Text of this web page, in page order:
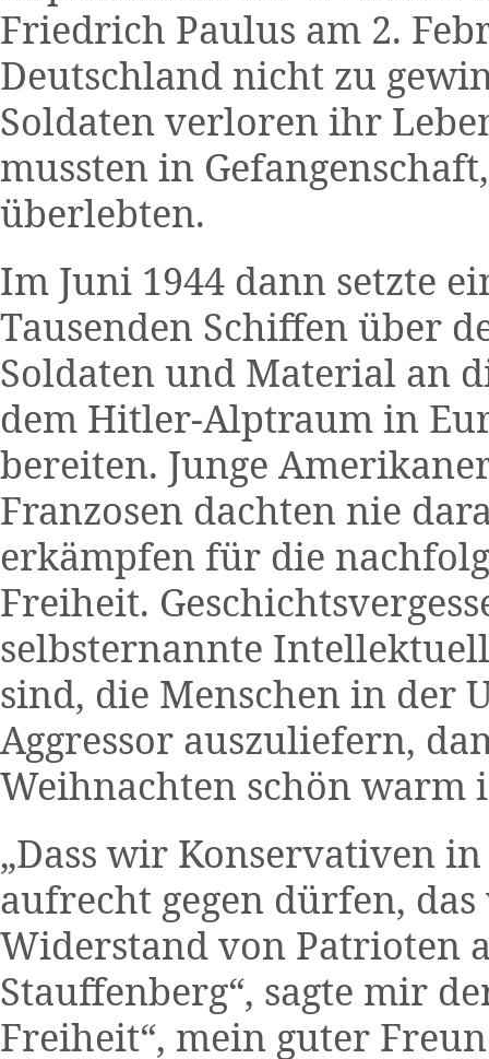
Friedrich Paulus am 2.
Deutschland nicht zu
Soldaten verloren ihr
mussten in
überlebten.
Im Juni 1944 dann setzte
Tausenden Schiffen über
Soldaten und Material an
dem Hitler-Alptraum in
bereiten. Junge
Franzosen dachten nie
erkämpfen für die
Freiheit.
selbsternannte
sind, die Menschen in der
Aggressor auszuliefern,
Weihnachten schön warm
„Dass wir Konservativen
aufrecht gegen dürfen,
Widerstand von Patrioten
Stauffenberg“, sagte mir
Freiheit“, mein guter